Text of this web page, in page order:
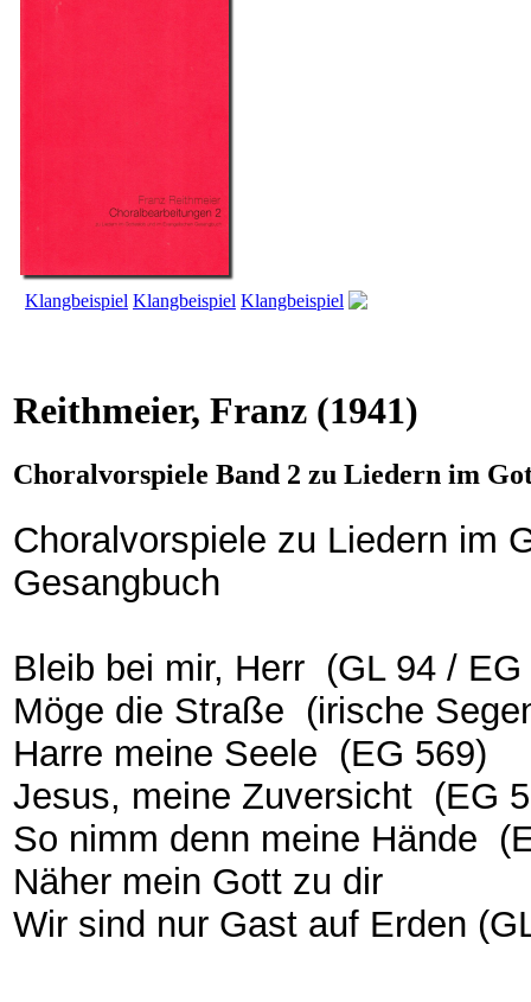
Klangbeispiel Klangbeispiel Klangbeispiel
Reithmeier, Franz (1941)
Choralvorspiele Band 2 zu Liedern im
Choralvorspiele zu Liedern im
Gesangbuch
Bleib bei mir, Herr (GL 94 / EG
Möge die Straße (irische
Harre meine Seele (EG 569)
Jesus, meine Zuversicht (EG
So nimm denn meine Hände
Näher mein Gott zu dir
Wir sind nur Gast auf Erden